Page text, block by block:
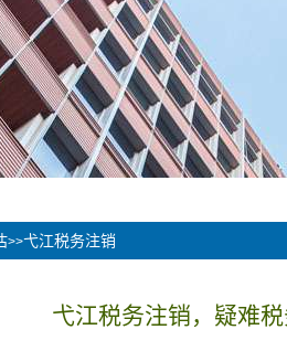
>>弋江税务注销
弋江税务注销，疑难